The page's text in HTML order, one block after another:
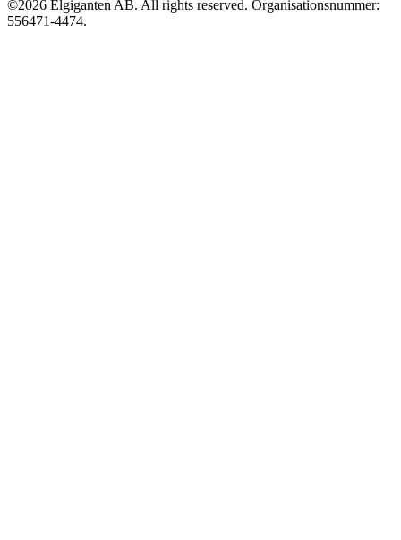
©2026 Elgiganten AB. All rights reserved. Organisationsnummer:
556471-4474.